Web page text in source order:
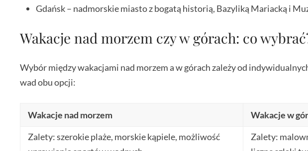
Gdańsk – nadmorskie miasto z bogatą historią, Bazyliką Mariacką i
Wakacje nad morzem czy w górach: co
Wybór między wakacjami nad morzem a w górach zależy od
wad obu opcji:
Wakacje nad morzem
Wakacje w
Zalety: szerokie plaże, morskie kąpiele, możliwość
Zalety: